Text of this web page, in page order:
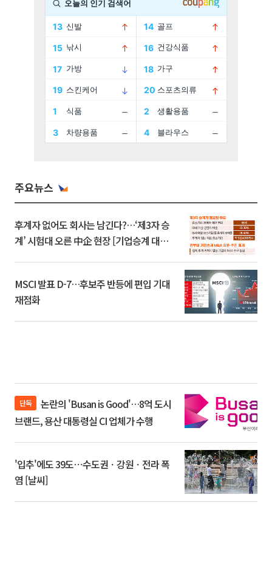
주요뉴스
후계자 없어도 회사는 남긴다?…‘제3자 승
계’ 시험대 오른 中企 현장 [기업승계 대전
MSCI 발표 D-7…후보주 반등에 편입 기대
재점화
단독
브랜드, 용산 대통령실 CI 업체가 수행
'입추'에도 39도⋯수도권ㆍ강원ㆍ전라 폭
염 [날씨]